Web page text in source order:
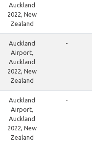
Auckland
2022, New
Zealand
Auckland
Airport,
Auckland
2022, New
Zealand
-
Auckland
Airport,
Auckland
2022, New
Zealand
-